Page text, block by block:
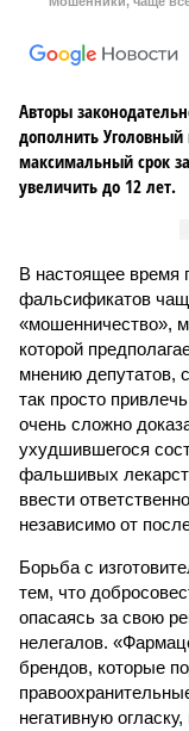
Авторы
дополнить
максимальный срок
увеличить до 12 лет.
В настоящее время
фальсификатов
«мошенничество»,
которой
мнению депутатов,
так просто
очень сложно
ухудшившегося
фальшивых
ввести
независимо от
Борьба с
тем, что
опасаясь за свою
нелегалов.
брендов, которые
негативную